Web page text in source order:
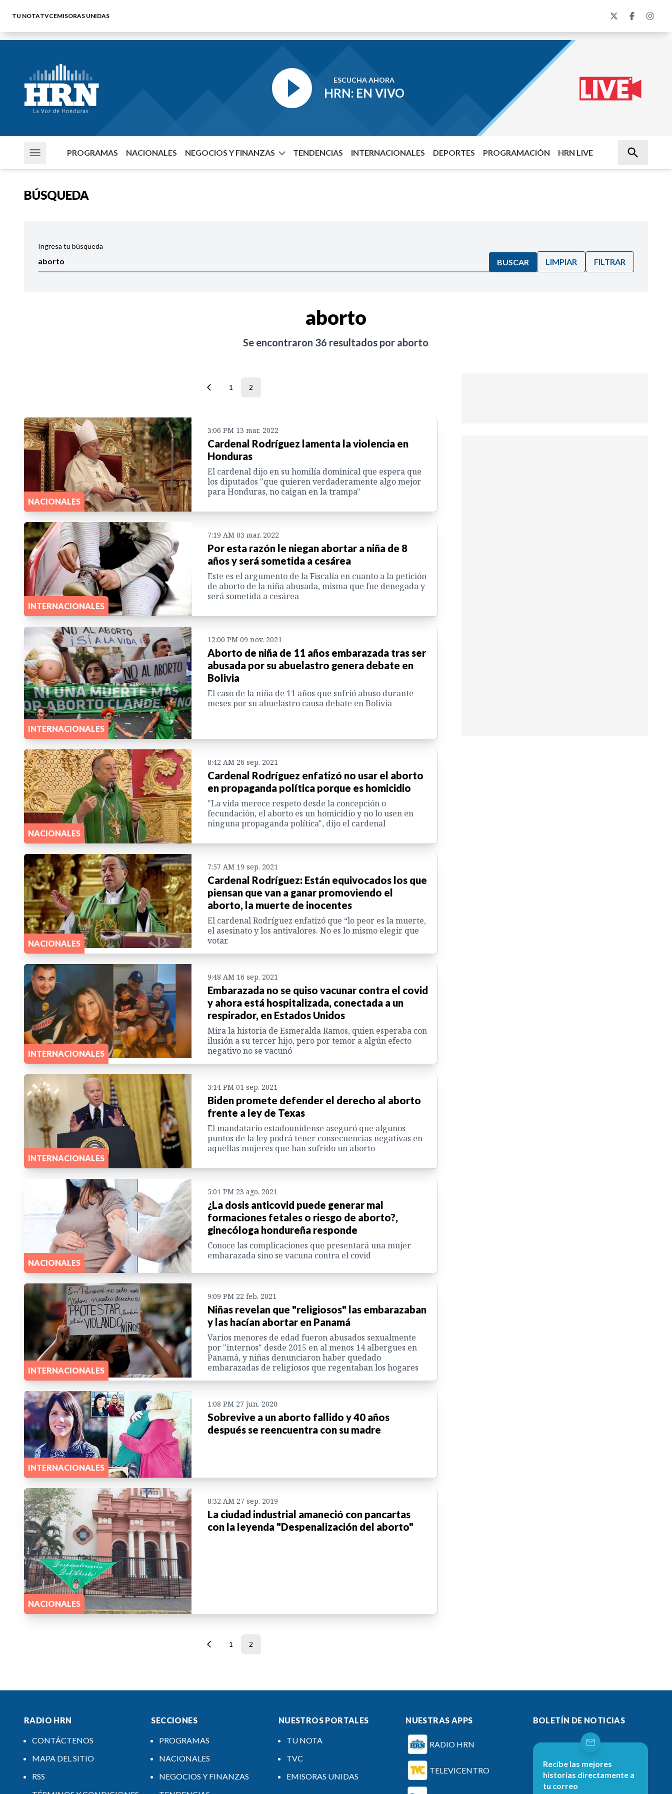
TU NOTATVCEMISORAS UNIDAS
ESCUCHA AHORA
HRN: EN VIVO
PROGRAMAS NACIONALES NEGOCIOS Y FINANZAS TENDENCIAS INTERNACIONALES DEPORTES PROGRAMACIÓN HRN LIVE
BÚSQUEDA
Ingresa tu búsqueda
BUSCAR LIMPIAR FILTRAR
aborto
Se encontraron 36 resultados por aborto
1 2
NACIONALES
3:06 PM 13 mar. 2022
Cardenal Rodríguez lamenta la violencia en
Honduras
El cardenal dijo en su homilía dominical que espera que
los diputados "que quieren verdaderamente algo mejor
para Honduras, no caigan en la trampa"
INTERNACIONALES
7:19 AM 03 mar. 2022
Por esta razón le niegan abortar a niña de 8
años y será sometida a cesárea
Este es el argumento de la Fiscalía en cuanto a la petición
de aborto de la niña abusada, misma que fue denegada y
será sometida a cesárea
INTERNACIONALES
12:00 PM 09 nov. 2021
Aborto de niña de 11 años embarazada tras ser
abusada por su abuelastro genera debate en
Bolivia
El caso de la niña de 11 años que sufrió abuso durante
meses por su abuelastro causa debate en Bolivia
NACIONALES
8:42 AM 26 sep. 2021
Cardenal Rodríguez enfatizó no usar el aborto
en propaganda política porque es homicidio
"La vida merece respeto desde la concepción o
fecundación, el aborto es un homicidio y no lo usen en
ninguna propaganda política", dijo el cardenal
NACIONALES
7:57 AM 19 sep. 2021
Cardenal Rodríguez: Están equivocados los que
piensan que van a ganar promoviendo el
aborto, la muerte de inocentes
El cardenal Rodríguez enfatizó que “lo peor es la muerte,
el asesinato y los antivalores. No es lo mismo elegir que
votar.
INTERNACIONALES
9:48 AM 16 sep. 2021
Embarazada no se quiso vacunar contra el covid
y ahora está hospitalizada, conectada a un
respirador, en Estados Unidos
Mira la historia de Esmeralda Ramos, quien esperaba con
ilusión a su tercer hijo, pero por temor a algún efecto
negativo no se vacunó
INTERNACIONALES
3:14 PM 01 sep. 2021
Biden promete defender el derecho al aborto
frente a ley de Texas
El mandatario estadounidense aseguró que algunos
puntos de la ley podrá tener consecuencias negativas en
aquellas mujeres que han sufrido un aborto
NACIONALES
5:01 PM 23 ago. 2021
¿La dosis anticovid puede generar mal
formaciones fetales o riesgo de aborto?,
ginecóloga hondureña responde
Conoce las complicaciones que presentará una mujer
embarazada sino se vacuna contra el covid
INTERNACIONALES
9:09 PM 22 feb. 2021
Niñas revelan que "religiosos" las embarazaban
y las hacían abortar en Panamá
Varios menores de edad fueron abusados sexualmente
por "internos" desde 2015 en al menos 14 albergues en
Panamá, y niñas denunciaron haber quedado
embarazadas de religiosos que regentaban los hogares
INTERNACIONALES
1:08 PM 27 jun. 2020
Sobrevive a un aborto fallido y 40 años
después se reencuentra con su madre
NACIONALES
8:32 AM 27 sep. 2019
La ciudad industrial amaneció con pancartas
con la leyenda "Despenalización del aborto"
1 2
RADIO HRN
CONTÁCTENOS
MAPA DEL SITIO
RSS
SECCIONES
PROGRAMAS
NACIONALES
NEGOCIOS Y FINANZAS
NUESTROS PORTALES
TU NOTA
TVC
EMISORAS UNIDAS
NUESTRAS APPS
RADIO HRN
TELEVICENTRO
BOLETÍN DE NOTICIAS
Recibe las mejores
historias directamente a
tu correo